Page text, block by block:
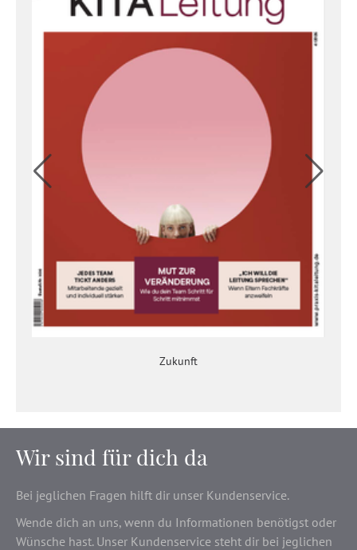
Zukunft
Wir sind für dich da
Bei jeglichen Fragen hilft dir unser Kundenservice.
Wende dich an uns, wenn du Informationen benötigst oder
Wünsche hast. Unser Kundenservice steht dir bei jeglichen